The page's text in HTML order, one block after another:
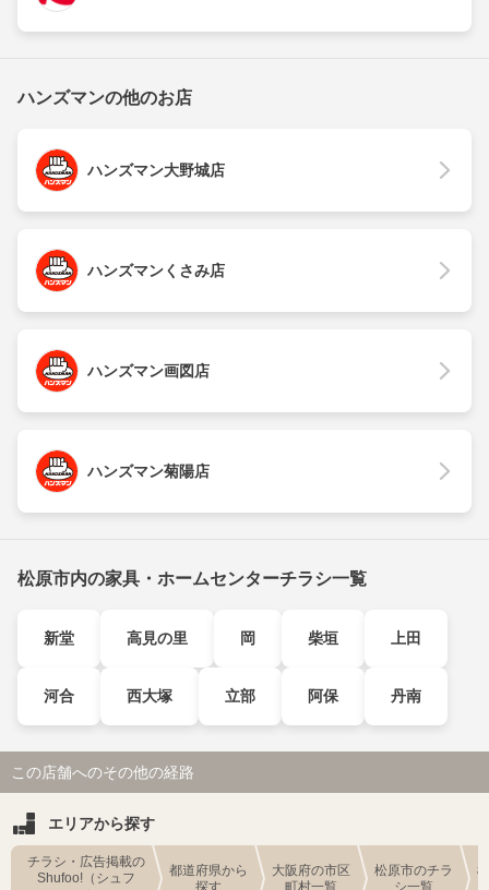
ハンズマンの他のお店
ハンズマン大野城店
ハンズマンくさみ店
ハンズマン画図店
ハンズマン菊陽店
松原市内の家具・ホームセンターチラシ一覧
新堂 高見の里 岡 柴垣 上田
河合 西大塚 立部 阿保 丹南
この店舗へのその他の経路
エリアから探す
チラシ・広告掲載の
Shufoo!（シュフ
都道府県から
探す
大阪府の市区
町村一覧
松原市のチラ
シ一覧